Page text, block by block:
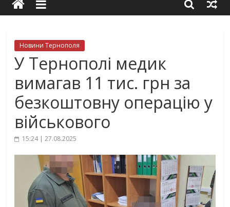
Новини Тернополя
У Тернополі медик
вимагав 11 тис. грн за
безкоштовну операцію у
військового
15:24 | 27.08.2025